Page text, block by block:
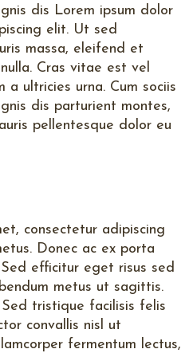
dis Lorem ipsum dolor
elit. Ut sed
massa, eleifend et
Cras vitae est vel
a ultricies urna. Cum sociis
dis parturient montes,
pellentesque dolor eu
consectetur adipiscing
Donec ac ex porta
efficitur eget risus sed
metus ut sagittis.
tristique facilisis felis
convallis nisl ut
fermentum lectus,